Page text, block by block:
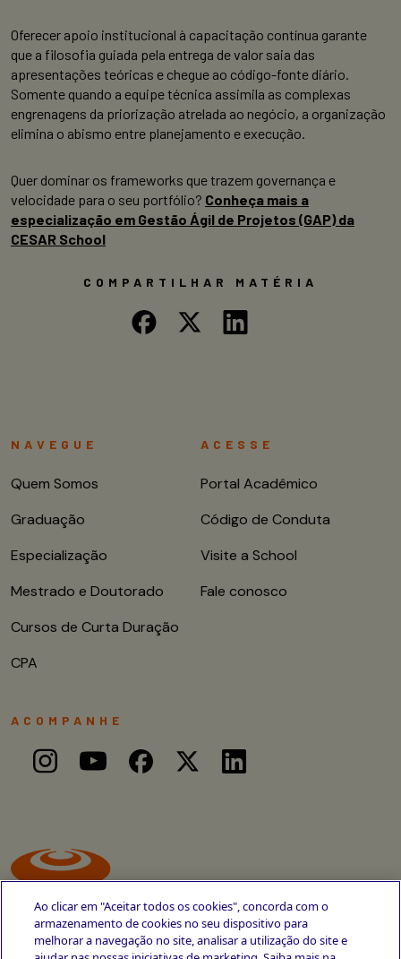
Oferecer apoio institucional à capacitação contínua garante
que a filosofia guiada pela entrega de valor saia das
apresentações teóricas e chegue ao código-fonte diário.
Somente quando a equipe técnica assimila as complexas
engrenagens da priorização atrelada ao negócio, a organização
elimina o abismo entre planejamento e execução.
Quer dominar os frameworks que trazem governança e
velocidade para o seu portfólio? Conheça mais a
especialização em Gestão Ágil de Projetos (GAP) da
CESAR School
COMPARTILHAR MATÉRIA
NAVEGUE
Quem Somos
Graduação
Especialização
Mestrado e Doutorado
Cursos de Curta Duração
CPA
ACESSE
Portal Acadêmico
Código de Conduta
Visite a School
Fale conosco
ACOMPANHE
Ao clicar em "Aceitar todos os cookies", concorda com o
armazenamento de cookies no seu dispositivo para
melhorar a navegação no site, analisar a utilização do site e